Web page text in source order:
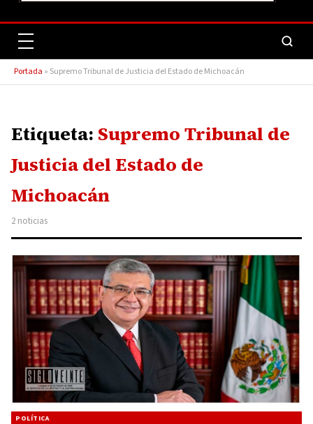
Portada » Supremo Tribunal de Justicia del Estado de Michoacán
Etiqueta: Supremo Tribunal de
Justicia del Estado de
Michoacán
2 noticias
POLÍTICA